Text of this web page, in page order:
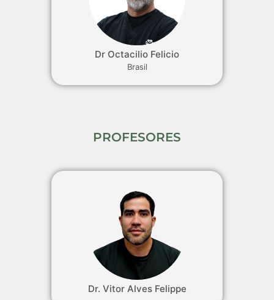
Dr Octacilio Felicio
Brasil
PROFESORES
Dr. Vitor Alves Felippe